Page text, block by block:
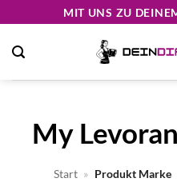
springen
MIT UNS ZU
My
Start » Produkt Marke